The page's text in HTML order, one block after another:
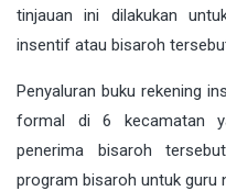
tinjauan ini dilakukan
insentif atau bisaroh
Penyaluran buku rekening
formal di 6 kecamatan
penerima bisaroh
program bisaroh untuk guru